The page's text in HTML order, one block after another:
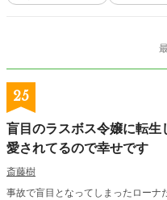
25
盲目のラスボス令嬢に転
愛されてるので幸せです
斎藤樹
事故で盲目となってしまったローナ